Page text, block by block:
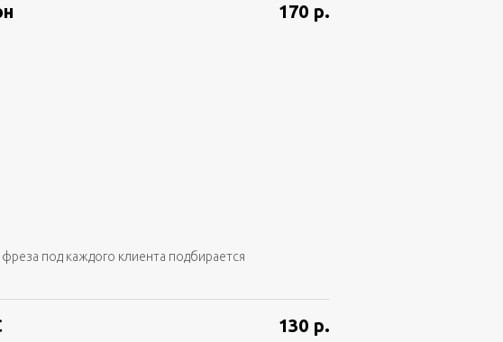
под каждого клиента подбирается
170 р.
130 р.